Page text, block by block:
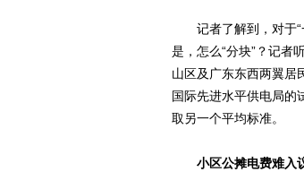
记者了解到，对于“一
是，怎么“分块”？记者
山区及广东东西两翼居
国际先进水平供电局的
取另一个平均标准。
小区公摊电费难入